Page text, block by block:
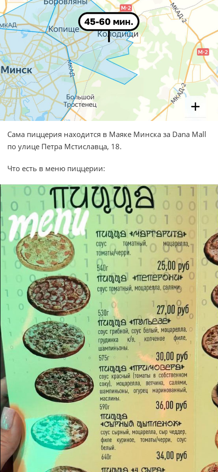
Сама пиццерия находится в Маяке Минска за Dana Mall
по улице Петра Мстиславца, 18.
Что есть в меню пиццерии: